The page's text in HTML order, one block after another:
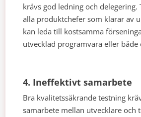
krävs god ledning och delegering.
alla produktchefer som klarar av
kan leda till kostsamma
utvecklad programvara eller både
4. Ineffektivt samarbete
Bra kvalitetssäkrande testning
samarbete mellan utvecklare och